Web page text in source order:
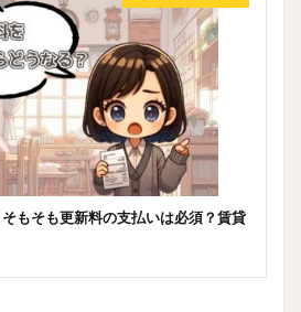
もそも更新料の支払いは必須？賃貸